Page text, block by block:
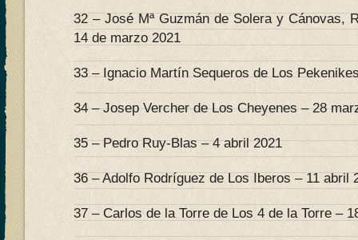
32 – José Mª Guzmán de Solera y Cánovas,
14 de marzo 2021
33 – Ignacio Martín Sequeros de Los
34 – Josep Vercher de Los Cheyenes – 28
35 – Pedro Ruy-Blas – 4 abril 2021
36 – Adolfo Rodríguez de Los Iberos – 11 abril
37 – Carlos de la Torre de Los 4 de la Torre –